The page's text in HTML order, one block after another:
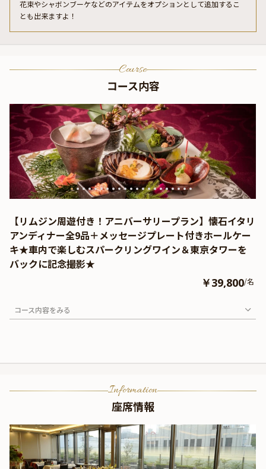
花束やシャボンブーケなどのアイテムをオプションとして追加するこ
とも出来ますよ！
Course
コース内容
【リムジン周遊付き！アニバーサリープラン】懐石イタリ
アンディナー全9品＋メッセージプレート付きホールケー
キ★車内で楽しむスパークリングワイン＆東京タワーを
バックに記念撮影★
￥39,800/名
コース内容をみる
Information
座席情報